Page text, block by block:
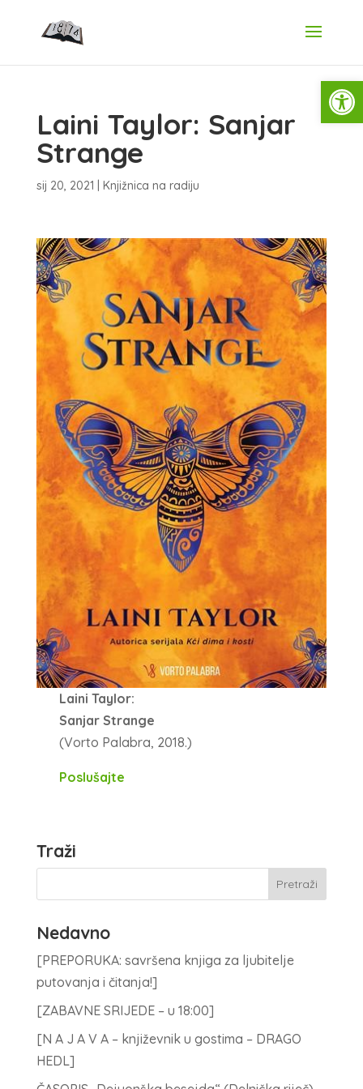
Laini Taylor: Sanjar
Strange
sij 20, 2021 Knjižnica na radiju
Laini Taylor:
Sanjar Strange
(Vorto Palabra, 2018.)
Poslušajte
Traži
Nedavno
[PREPORUKA: savršena knjiga za ljubitelje
putovanja i čitanja!]
[ZABAVNE SRIJEDE – u 18:00]
[N A J A V A – književnik u gostima – DRAGO
HEDL]